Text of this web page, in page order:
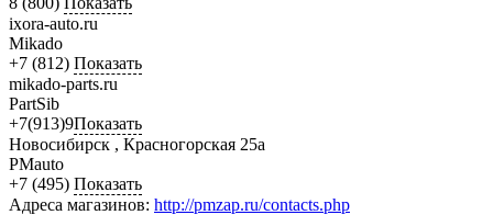
ixora-auto.ru
Mikado
+7 (812) Показать
mikado-parts.ru
PartSib
+7(913)9Показать
Новосибирск , Красногорская 25а
PMauto
+7 (495) Показать
Адреса магазинов: http://pmzap.ru/contacts.php